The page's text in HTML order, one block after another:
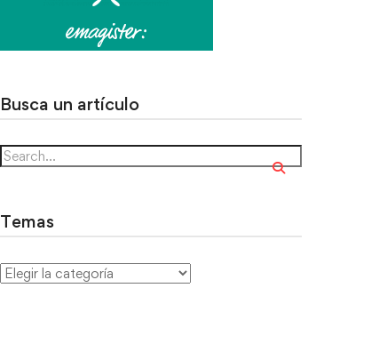
Busca un artículo
Temas